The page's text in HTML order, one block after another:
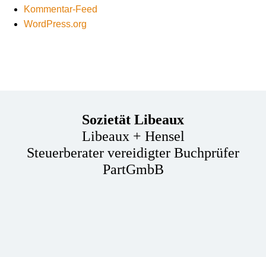
Kommentar-Feed
WordPress.org
Sozietät Libeaux
Libeaux + Hensel
Steuerberater vereidigter Buchprüfer
PartGmbB